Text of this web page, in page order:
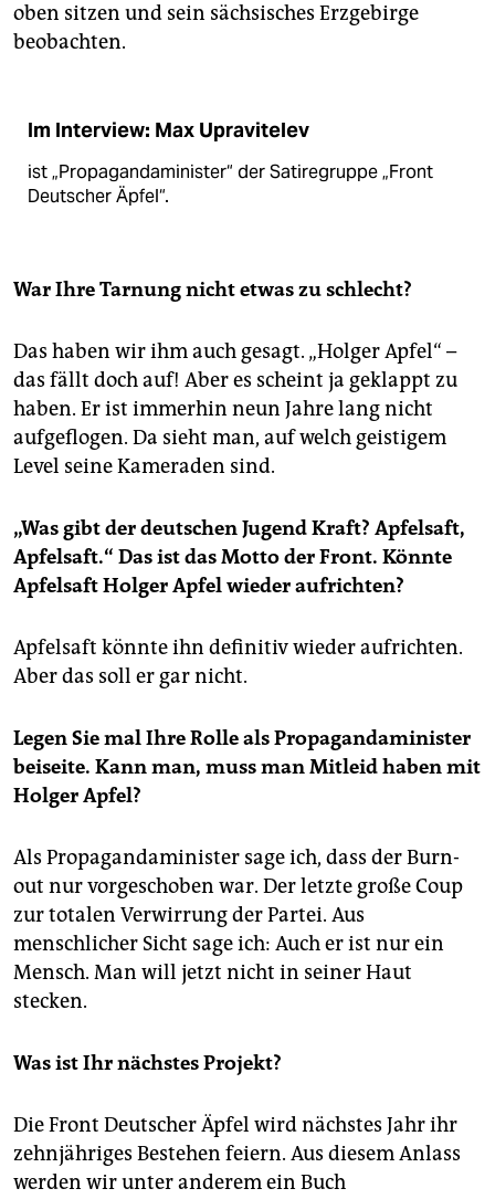
oben sitzen und sein sächsisches Erzgebirge
beobachten.
Im Interview: Max Upravitelev
ist „Propagandaminister“ der Satiregruppe „Front
Deutscher Äpfel“.
War Ihre Tarnung nicht etwas zu schlecht?
Das haben wir ihm auch gesagt. „Holger Apfel“ –
das fällt doch auf! Aber es scheint ja geklappt zu
haben. Er ist immerhin neun Jahre lang nicht
aufgeflogen. Da sieht man, auf welch geistigem
Level seine Kameraden sind.
„Was gibt der deutschen Jugend Kraft? Apfelsaft,
Apfelsaft.“ Das ist das Motto der Front. Könnte
Apfelsaft Holger Apfel wieder aufrichten?
Apfelsaft könnte ihn definitiv wieder aufrichten.
Aber das soll er gar nicht.
Legen Sie mal Ihre Rolle als Propagandaminister
beiseite. Kann man, muss man Mitleid haben mit
Holger Apfel?
Als Propagandaminister sage ich, dass der Burn-
out nur vorgeschoben war. Der letzte große Coup
zur totalen Verwirrung der Partei. Aus
menschlicher Sicht sage ich: Auch er ist nur ein
Mensch. Man will jetzt nicht in seiner Haut
stecken.
Was ist Ihr nächstes Projekt?
Die Front Deutscher Äpfel wird nächstes Jahr ihr
zehnjähriges Bestehen feiern. Aus diesem Anlass
werden wir unter anderem ein Buch